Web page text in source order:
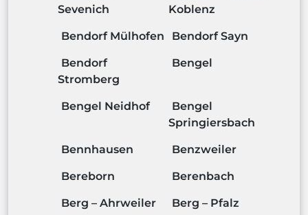
Sevenich
Koblenz
Bendorf Mülhofen Bendorf Sayn
Bendorf
Stromberg
Bengel
Bengel Neidhof
Bengel
Springiersbach
Bennhausen Benzweiler
Bereborn Berenbach
Berg – Ahrweiler Berg – Pfalz